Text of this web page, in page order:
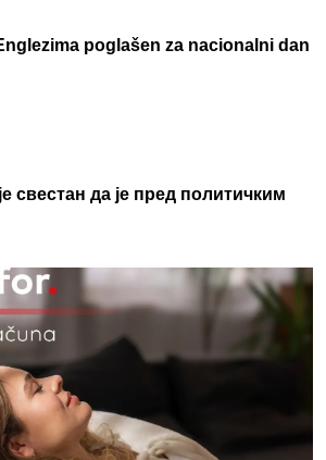
poglašen za nacionalni dan
свестан да је пред политичким